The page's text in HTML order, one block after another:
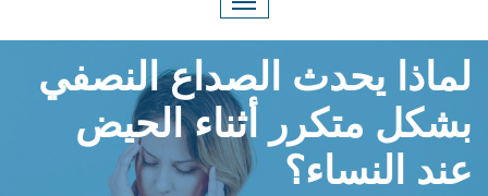
لماذا يحدث الصداع النصفي
بشكل متكرر أثناء الحيض
عند النساء؟